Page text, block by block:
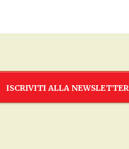
ISCRIVITI ALLA NEWSLETTER